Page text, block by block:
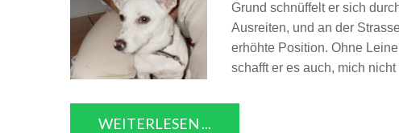
Grund schnüffelt er sich
Ausreiten, und an der
erhöhte Position. Ohne
schafft er es auch, mich
WEITERLESEN ...